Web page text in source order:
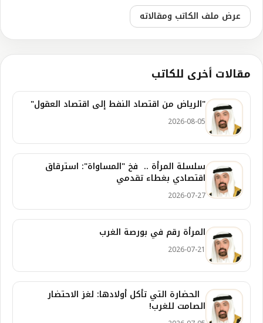
عرض ملف الكاتب ومقالاته
مقالات أخرى للكاتب
"الرياض من اقتصاد النفط إلى اقتصاد العقول"
2026-08-05
سلسلة المرأة .. فخ "المساواة": استرقاق
اقتصادي بغطاء تقدمي
2026-07-27
المرأة رقم في بورصة الغرب
2026-07-21
الحضارة التي تأكل أولادها: لغز الاحتضار
الصامت للغرب!